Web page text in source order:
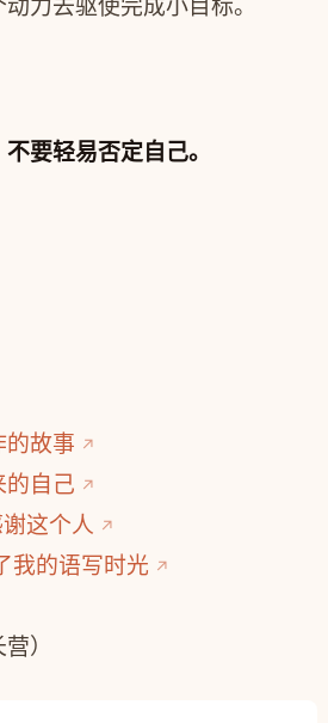
力去驱使完成小目标。
要轻易否定自己。